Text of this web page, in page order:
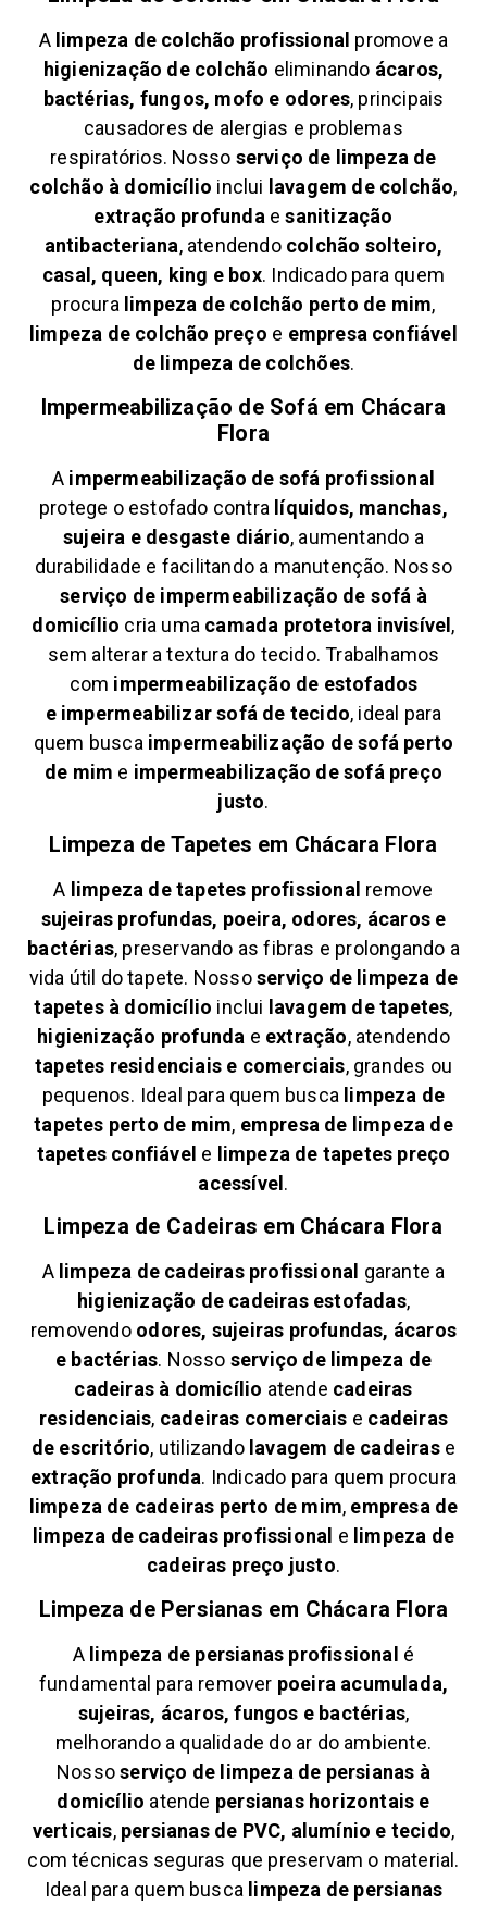
A limpeza de colchão profissional promove a
higienização de colchão eliminando ácaros,
bactérias, fungos, mofo e odores, principais
causadores de alergias e problemas
respiratórios. Nosso serviço de limpeza de
colchão à domicílio inclui lavagem de colchão,
extração profunda esanitização
antibacteriana, atendendo colchão solteiro,
casal, queen, king e box. Indicado para quem
procura limpeza de colchão perto de mim,
limpeza de colchão preço e empresa confiável
de limpeza de colchões.
Impermeabilização de Sofá em Chácara
Flora
A impermeabilização de sofá profissional
protege o estofado contra líquidos, manchas,
sujeira e desgaste diário, aumentando a
durabilidade e facilitando a manutenção. Nosso
serviço de impermeabilização de sofá à
domicílio cria uma camada protetora invisível,
sem alterar a textura do tecido. Trabalhamos
com impermeabilização de estofados
e impermeabilizar sofá de tecido, ideal para
quem busca impermeabilização de sofá perto
de mim e impermeabilização de sofá preço
justo.
Limpeza de Tapetes em Chácara Flora
A limpeza de tapetes profissional remove
sujeiras profundas, poeira, odores, ácaros e
bactérias, preservando as fibras e prolongando a
vida útil do tapete. Nossoserviço de limpeza de
tapetes à domicílio inclui lavagem de tapetes,
higienização profunda e extração, atendendo
tapetes residenciais e comerciais, grandes ou
pequenos. Ideal para quem busca limpeza de
tapetes perto de mim, empresa de limpeza de
tapetes confiável e limpeza de tapetes preço
acessível .
Limpeza de Cadeiras em Chácara Flora
A limpeza de cadeiras profissional garante a
higienização de cadeiras estofadas,
removendoodores, sujeiras profundas, ácaros
e bactérias. Nosso serviço de limpeza de
cadeiras à domicílio atende cadeiras
residenciais, cadeiras comerciais e cadeiras
de escritório, utilizando lavagem de cadeirase
extração profunda. Indicado para quem procura
limpeza de cadeiras perto de mim, empresa de
limpeza de cadeiras profissional e limpeza de
cadeiras preço justo.
Limpeza de Persianas em Chácara Flora
A limpeza de persianas profissional é
fundamental para remover poeira acumulada,
sujeiras, ácaros, fungos e bactérias,
melhorando a qualidade do ar do ambiente.
Nossoserviço de limpeza de persianas à
domicílio atende persianas horizontais e
verticais, persianas de PVC, alumínio e tecido,
com técnicas seguras que preservam o material.
Ideal para quem busca limpeza de persianas